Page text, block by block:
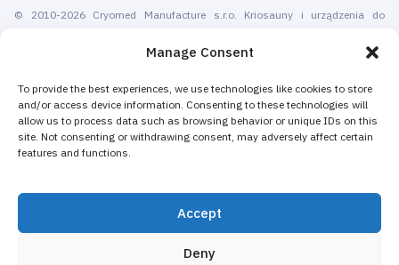
Manage Consent
To provide the best experiences, we use technologies like cookies to store
and/or access device information. Consenting to these technologies will
allow us to process data such as browsing behavior or unique IDs on this
site. Not consenting or withdrawing consent, may adversely affect certain
features and functions.
Accept
Deny
© 2010-2026 Cryomed Manufacture s.r.o. Kriosauny i urządzenia do
Cryomed produkuje sprzęt do krioterapii od 2002 roku. Nasze kriosauny na
całe ciało i lokalne urządzenia kriogeniczne posiadają certyfikat CE.
Oferujemy instalację i konserwację, szkolenia i certyfikację, marketing i
jak i dla istniejących firm dodających krioterapię w celu zwiększenia swoich
przychodów. Większość urządzeń Cryomed do krioterapii całego ciała i
miejscowej jest sprzedawana jako sprzęt niemedyczny do spa, hoteli,
salonów kosmetycznych, centrów odnowy biologicznej i fitness oraz